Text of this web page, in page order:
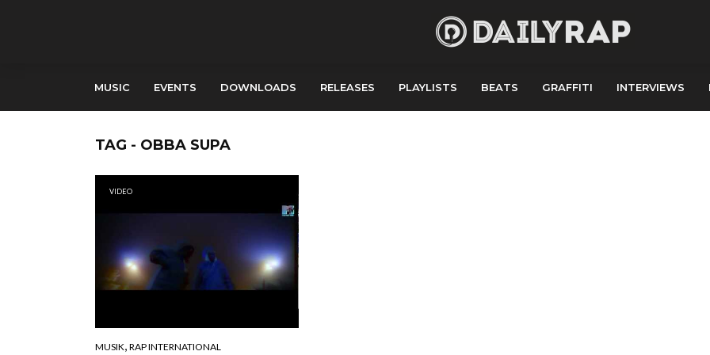
MUSIC EVENTS DOWNLOADS RELEASES PLAYLISTS BEATS GRAFFITI INTERVIEWS
TAG - OBBA SUPA
VIDEO
MUSIK RAP INTERNATIONAL